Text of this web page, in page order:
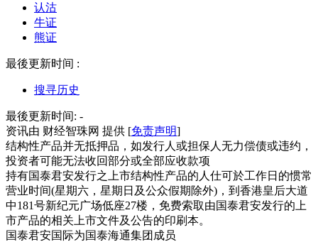
认沽
牛证
熊证
最後更新时间 :
搜寻历史
最後更新时间: -
资讯由 财经智珠网 提供 [免责声明]
结构性产品并无抵押品，如发行人或担保人无力偿债或违约，
投资者可能无法收回部分或全部应收款项
持有国泰君安发行之上市结构性产品的人仕可於工作日的惯常
营业时间(星期六，星期日及公众假期除外)，到香港皇后大道
中181号新纪元广场低座27楼，免费索取由国泰君安发行的上
市产品的相关上市文件及公告的印刷本。
国泰君安国际为国泰海通集团成员